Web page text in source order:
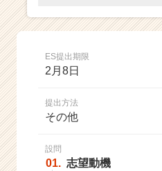
ー・
成
ES提出期限
2月8日
提出方法
その他
設問
01. 志望動機